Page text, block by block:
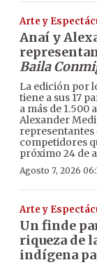
Arte y
Anaí y
Baila
La edición por
tiene a sus 17
a más de 1.500
Alexander
representantes
competidores
próximo 24 de
Agosto 7, 2026
Arte y
Un finde
riqueza de
indígena